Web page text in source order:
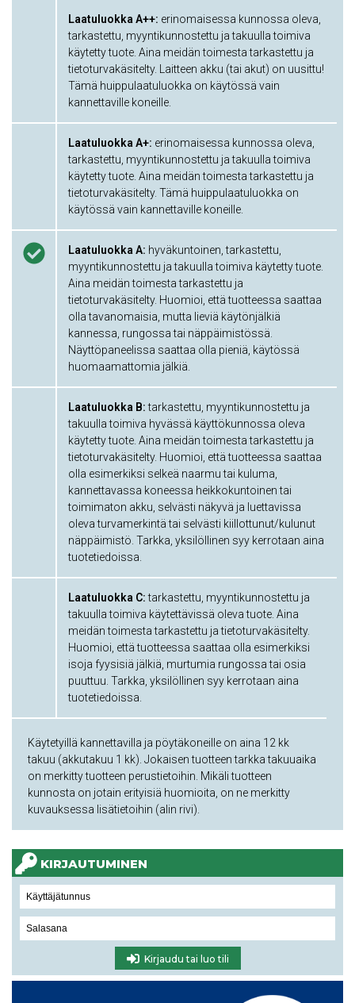
Laatuluokka A++: erinomaisessa kunnossa oleva,
tarkastettu, myyntikunnostettu ja takuulla toimiva
käytetty tuote. Aina meidän toimesta tarkastettu ja
tietoturvakäsitelty. Laitteen akku (tai akut) on uusittu!
Tämä huippulaatuluokka on käytössä vain
kannettaville koneille.
Laatuluokka A+: erinomaisessa kunnossa oleva,
tarkastettu, myyntikunnostettu ja takuulla toimiva
käytetty tuote. Aina meidän toimesta tarkastettu ja
tietoturvakäsitelty. Tämä huippulaatuluokka on
käytössä vain kannettaville koneille.
Laatuluokka A: hyväkuntoinen, tarkastettu,
myyntikunnostettu ja takuulla toimiva käytetty tuote.
Aina meidän toimesta tarkastettu ja
tietoturvakäsitelty. Huomioi, että tuotteessa saattaa
olla tavanomaisia, mutta lieviä käytönjälkiä
kannessa, rungossa tai näppäimistössä.
Näyttöpaneelissa saattaa olla pieniä, käytössä
huomaamattomia jälkiä.
Laatuluokka B:tarkastettu, myyntikunnostettu ja
takuulla toimiva hyvässä käyttökunnossa oleva
käytetty tuote. Aina meidän toimesta tarkastettu ja
tietoturvakäsitelty. Huomioi, että tuotteessa saattaa
olla esimerkiksi selkeä naarmu tai kuluma,
kannettavassa koneessa heikkokuntoinen tai
toimimaton akku, selvästi näkyvä ja luettavissa
oleva turvamerkintä tai selvästi kiillottunut/kulunut
näppäimistö. Tarkka, yksilöllinen syy kerrotaan aina
tuotetiedoissa.
Laatuluokka C:tarkastettu, myyntikunnostettu ja
takuulla toimiva käytettävissä oleva tuote. Aina
meidän toimesta tarkastettu ja tietoturvakäsitelty.
Huomioi, että tuotteessa saattaa olla esimerkiksi
isoja fyysisiä jälkiä, murtumia rungossa tai osia
puuttuu. Tarkka, yksilöllinen syy kerrotaan aina
tuotetiedoissa.
Käytetyillä kannettavilla ja pöytäkoneille on aina 12 kk
takuu (akkutakuu 1 kk). Jokaisen tuotteen tarkka takuuaika
on merkitty tuotteen perustietoihin. Mikäli tuotteen
kunnosta on jotain erityisiä huomioita, on ne merkitty
kuvauksessa lisätietoihin (alin rivi).
KIRJAUTUMINEN
Kirjaudu tai luo tili